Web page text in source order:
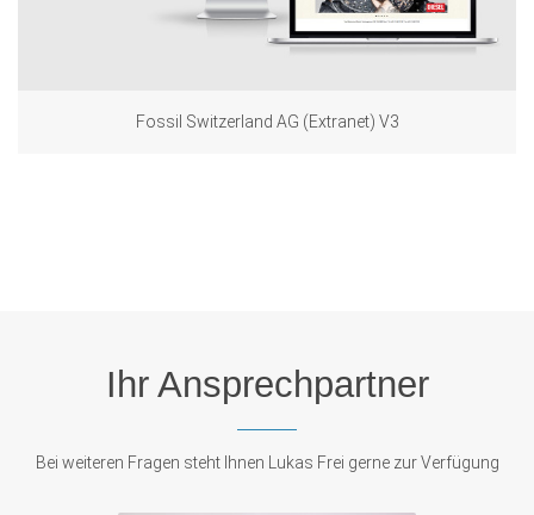
Fossil Switzerland AG (Extranet) V3
Ihr Ansprechpartner
Bei weiteren Fragen steht Ihnen Lukas Frei gerne zur Verfügung